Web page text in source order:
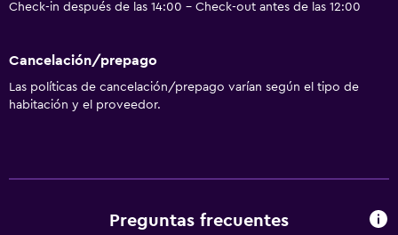
Alfombrado
Vista a la ciudad
Espacio de almacenamiento
Unidad ubicada en la planta baja
Check-in después de las 14:00 - Check-out antes de las 12:00
Cancelación/prepago
Las políticas de cancelación/prepago varían según el tipo de
habitación y el proveedor.
Preguntas frecuentes